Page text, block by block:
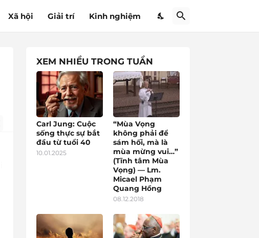
Xã hội Giải trí Kinh nghiệm
XEM NHIỀU TRONG TUẦN
Carl Jung: Cuộc
sống thực sự bắt
đầu từ tuổi 40
10.01.2025
“Mùa Vọng
không phải để
sám hối, mà là
mùa mừng vui…”
(Tĩnh tâm Mùa
Vọng) — Lm.
Micael Phạm
Quang Hồng
08.12.2018